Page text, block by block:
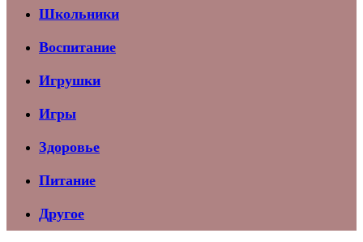
Школьники
Воспитание
Игрушки
Игры
Здоровье
Питание
Другое